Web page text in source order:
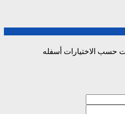
حسب الاختيارات أسفله